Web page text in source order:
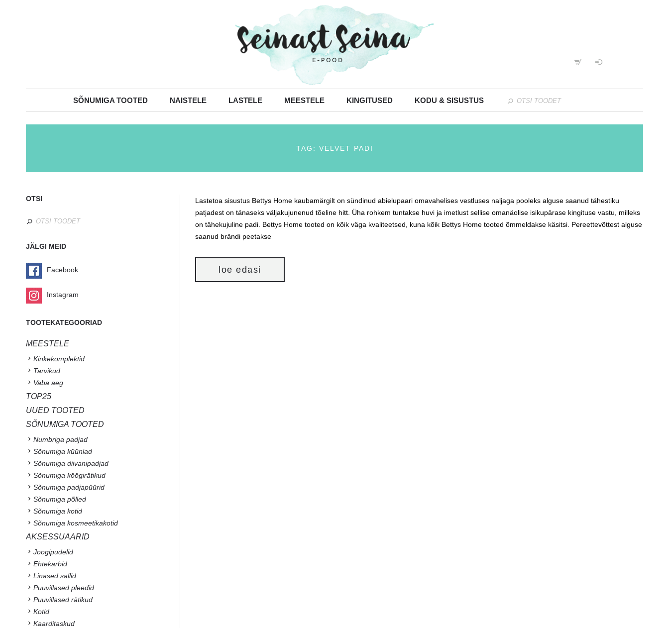
SÕNUMIGA TOOTED NAISTELE LASTELE MEESTELE KINGITUSED KODU & SISUSTUS
TAG: VELVET PADI
Lastetoa sisustus Bettys Home kaubamärgilt on sündinud abielupaari omavahelises vestluses naljaga pooleks alguse saanud tähestiku
patjadest on tänaseks väljakujunenud tõeline hitt. Üha rohkem tuntakse huvi ja imetlust sellise omanäolise isikupärase kingituse vastu, milleks
on tähekujuline padi. Bettys Home tooted on kõik väga kvaliteetsed, kuna kõik Bettys Home tooted õmmeldakse käsitsi. Pereettevõttest alguse
saanud brändi peetakse
loe edasi
OTSI
JÄLGI MEID
Facebook
Instagram
TOOTEKATEGOORIAD
MEESTELE
Kinkekomplektid
Tarvikud
Vaba aeg
TOP25
UUED TOOTED
SÕNUMIGA TOOTED
Numbriga padjad
Sõnumiga küünlad
Sõnumiga diivanipadjad
Sõnumiga köögirätikud
Sõnumiga padjapüürid
Sõnumiga põlled
Sõnumiga kotid
Sõnumiga kosmeetikakotid
AKSESSUAARID
Joogipudelid
Ehtekarbid
Linased sallid
Puuvillased pleedid
Puuvillased rätikud
Kotid
Kaarditaskud